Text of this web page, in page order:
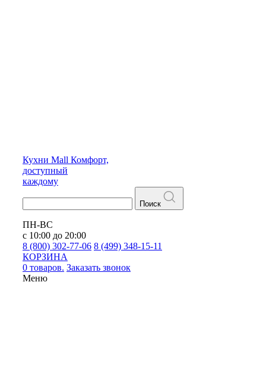
Кухни Mall Комфорт,
доступный
каждому
Поиск
ПН-ВС
с 10:00 до 20:00
8 (800) 302-77-06 8 (499) 348-15-11
КОРЗИНА
0 товаров. Заказать звонок
Меню